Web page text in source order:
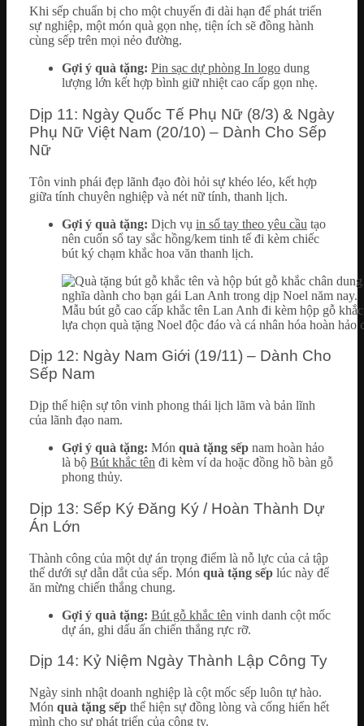
Khi sếp chuẩn bị cho một chuyến đi dài hạn để phát triển
sự nghiệp, một món quà gọn nhẹ, tiện ích sẽ đồng hành
cùng sếp trên mọi nẻo đường.
Gợi ý quà tặng: Pin sạc dự phòng In logo dung
lượng lớn kết hợp bình giữ nhiệt cao cấp gọn nhẹ.
Dịp 11: Ngày Quốc Tế Phụ Nữ (8/3) & Ngày
Phụ Nữ Việt Nam (20/10) – Dành Cho Sếp
Nữ
Tôn vinh phái đẹp lãnh đạo đòi hỏi sự khéo léo, kết hợp
giữa tính chuyên nghiệp và nét nữ tính, thanh lịch.
Gợi ý quà tặng: Dịch vụ in sổ tay theo yêu cầu tạo
nên cuốn sổ tay sắc hồng/kem tinh tế đi kèm chiếc
bút ký chạm khắc hoa văn thanh lịch.
Mẫu bút gỗ cao cấp khắc tên Lan Anh đi kèm hộp gỗ
lựa chọn quà tặng Noel độc đáo và cá nhân hóa hoàn
Dịp 12: Ngày Nam Giới (19/11) – Dành Cho
Sếp Nam
Dịp thể hiện sự tôn vinh phong thái lịch lãm và bản lĩnh
của lãnh đạo nam.
Gợi ý quà tặng: Món quà tặng sếp nam hoàn hảo
là bộ Bút khắc tên đi kèm ví da hoặc đồng hồ bàn gỗ
phong thủy.
Dịp 13: Sếp Ký Đăng Ký / Hoàn Thành Dự
Án Lớn
Thành công của một dự án trọng điểm là nỗ lực của cả tập
thể dưới sự dẫn dắt của sếp. Món quà tặng sếp lúc này để
ăn mừng chiến thắng chung.
Gợi ý quà tặng: Bút gỗ khắc tên vinh danh cột mốc
dự án, ghi dấu ấn chiến thắng rực rỡ.
Dịp 14: Kỷ Niệm Ngày Thành Lập Công Ty
Ngày sinh nhật doanh nghiệp là cột mốc sếp luôn tự hào.
Món quà tặng sếp thể hiện sự đồng lòng và cống hiến hết
mình cho sự phát triển của công ty.